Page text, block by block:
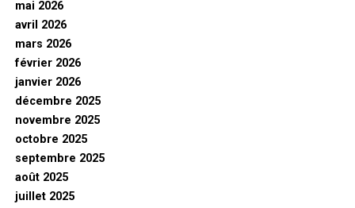
mai 2026
avril 2026
mars 2026
février 2026
janvier 2026
décembre 2025
novembre 2025
octobre 2025
septembre 2025
août 2025
juillet 2025